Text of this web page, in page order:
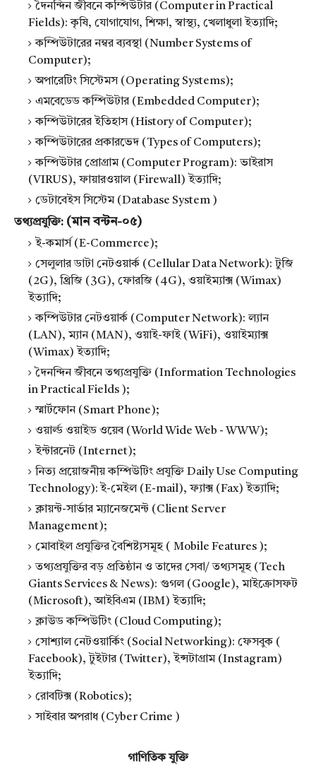
দৈনন্দিন জীবনে কম্পিউটার (Computer in Practical
Fields): কৃষি, যোগাযোগ, শিক্ষা, স্বাস্থ্য, খেলাধুলা ইত্যাদি;
কম্পিউটারের নম্বর ব্যবস্থা (Number Systems of
Computer);
অপারেটিং সিস্টেমস (Operating Systems);
এমবেডেড কম্পিউটার (Embedded Computer);
কম্পিউটারের ইতিহাস (History of Computer);
কম্পিউটারের প্রকারভেদ (Types of Computers);
কম্পিউটার প্রোগ্রাম (Computer Program): ভাইরাস
(VIRUS), ফায়ারওয়াল (Firewall) ইত্যাদি;
ডেটাবেইস সিস্টেম (Database System )
তথ্যপ্রযুক্তি: (মান বন্টন-০৫)
ই-কমার্স (E-Commerce);
সেলুলার ডাটা নেটওয়ার্ক (Cellular Data Network): টুজি
(2G), থ্রিজি (3G), ফোরজি (4G), ওয়াইম্যাক্স (Wimax)
ইত্যাদি;
কম্পিউটার নেটওয়ার্ক (Computer Network): ল্যান
(LAN), ম্যান (MAN), ওয়াই-ফাই (WiFi), ওয়াইম্যাক্স
(Wimax) ইত্যাদি;
দৈনন্দিন জীবনে তথ্যপ্রযুক্তি (Information Technologies
in Practical Fields );
স্মার্টফোন (Smart Phone);
ওয়ার্ল্ড ওয়াইড ওয়েব (World Wide Web - WWW);
ইন্টারনেট (Internet);
নিত্য প্রয়োজনীয় কম্পিউটিং প্রযুক্তি Daily Use Computing
Technology): ই-মেইল (E-mail), ফ্যাক্স (Fax) ইত্যাদি;
ক্লায়ন্ট-সার্ভার ম্যানেজমেন্ট (Client Server
Management);
মোবাইল প্রযুক্তির বৈশিষ্ট্যসমূহ ( Mobile Features );
তথ্যপ্রযুক্তির বড় প্রতিষ্ঠান ও তাদের সেবা/ তথ্যসমূহ (Tech
Giants Services & News): গুগল (Google), মাইক্রোসফট
(Microsoft), আইবিএম (IBM) ইত্যাদি;
ক্লাউড কম্পিউটিং (Cloud Computing);
সোশ্যাল নেটওয়ার্কিং (Social Networking): ফেসবুক (
Facebook), টুইটার (Twitter), ইন্সটাগ্রাম (Instagram)
ইত্যাদি;
রোবটিক্স (Robotics);
সাইবার অপরাধ (Cyber Crime )
গাণিতিক যুক্তি